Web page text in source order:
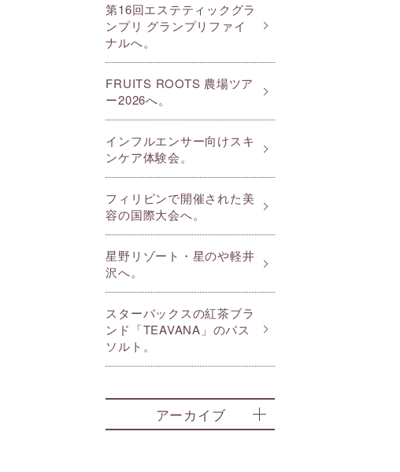
第16回エステティックグラ
ンプリ グランプリファイ
ナルへ。
FRUITS ROOTS 農場ツア
ー2026へ。
インフルエンサー向けスキ
ンケア体験会。
フィリピンで開催された美
容の国際大会へ。
星野リゾート・星のや軽井
沢へ。
スターバックスの紅茶ブラ
ンド「TEAVANA」のバス
ソルト。
アーカイブ